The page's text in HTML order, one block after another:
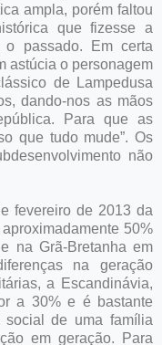
ampla, porém faltou
que fizesse a
passado. Em certa
astúcia o personagem
de Lampedusa
dando-nos as mãos
Para que as
que tudo mude”. Os
não
fevereiro de 2013 da
50%
na Grã-Bretanha em
na geração
a Escandinávia,
a 30% e é bastante
de uma família
em geração. Para